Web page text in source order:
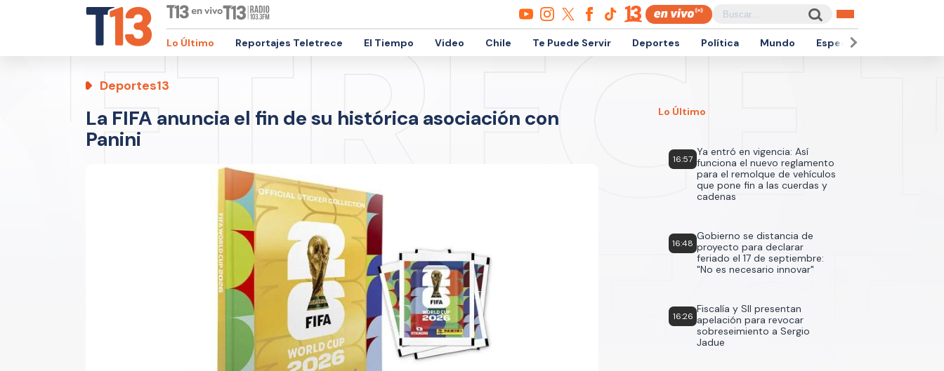
Lo Último Reportajes Teletrece El Tiempo Video Chile Te Puede Servir Deportes Política Mundo Espectáculos
Deportes13
La FIFA anuncia el fin de su histórica asociación con
Panini
Lo Último
16:57
Ya entró en vigencia: Así
funciona el nuevo reglamento
para el remolque de vehículos
que pone fin a las cuerdas y
cadenas
16:48
Gobierno se distancia de
proyecto para declarar
feriado el 17 de septiembre:
"No es necesario innovar"
16:26
Fiscalía y SII presentan
apelación para revocar
sobreseimiento a Sergio
Jadue